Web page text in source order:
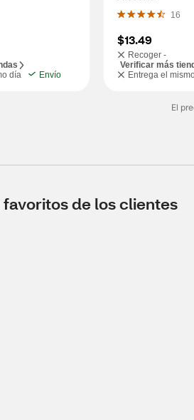
día
Envío
16
$13.49
Recoger -
Verificar más
Entrega el
El
de los clientes